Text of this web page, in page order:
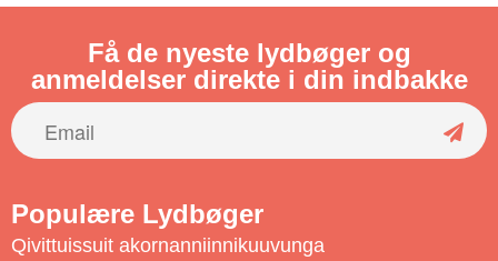
Få de nyeste lydbøger og
anmeldelser direkte i din indbakke
S
Populære Lydbøger
Qivittuissuit akornanniinnikuuvunga